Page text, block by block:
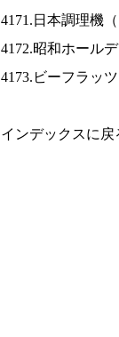
4171.日本調理機（
4172.昭和ホール
4173.ビーフラッ
インデックスに戻